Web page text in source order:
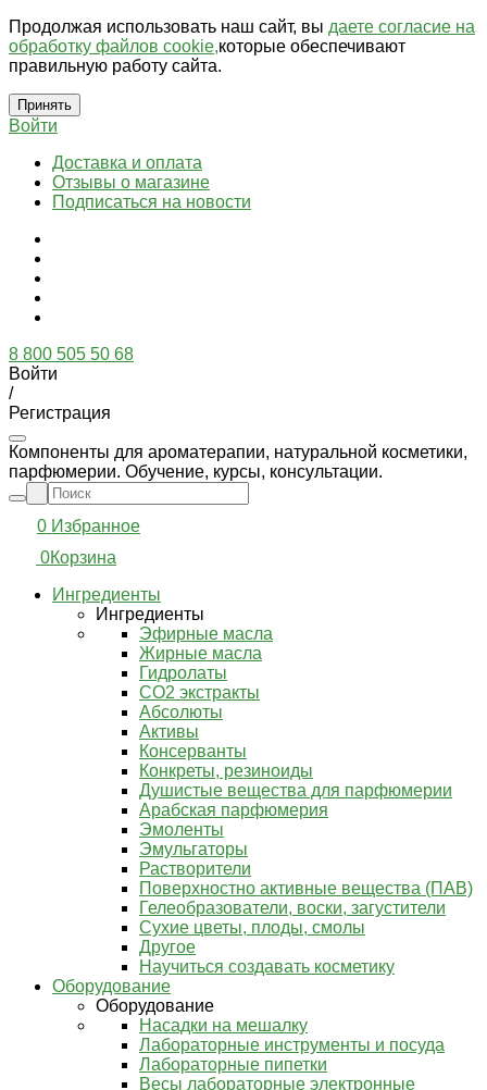
Продолжая использовать наш сайт, вы даете согласие на
обработку файлов cookie,которые обеспечивают
правильную работу сайта.
Принять
Войти
Доставка и оплата
Отзывы о магазине
Подписаться на новости
8 800 505 50 68
Войти
/
Регистрация
Компоненты для ароматерапии, натуральной косметики,
парфюмерии. Обучение, курсы, консультации.
0 Избранное
0Корзина
Ингредиенты
Ингредиенты
Эфирные масла
Жирные масла
Гидролаты
СО2 экстракты
Абсолюты
Активы
Консерванты
Конкреты, резиноиды
Душистые вещества для парфюмерии
Арабская парфюмерия
Эмоленты
Эмульгаторы
Растворители
Поверхностно активные вещества (ПАВ)
Гелеобразователи, воски, загустители
Сухие цветы, плоды, смолы
Другое
Научиться создавать косметику
Оборудование
Оборудование
Насадки на мешалку
Лабораторные инструменты и посуда
Лабораторные пипетки
Весы лабораторные электронные